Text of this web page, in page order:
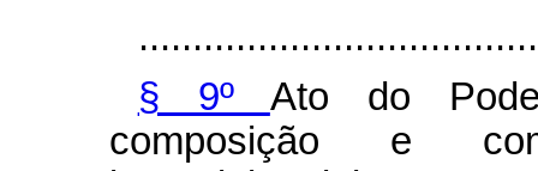
§ 9º Ato do
composição e